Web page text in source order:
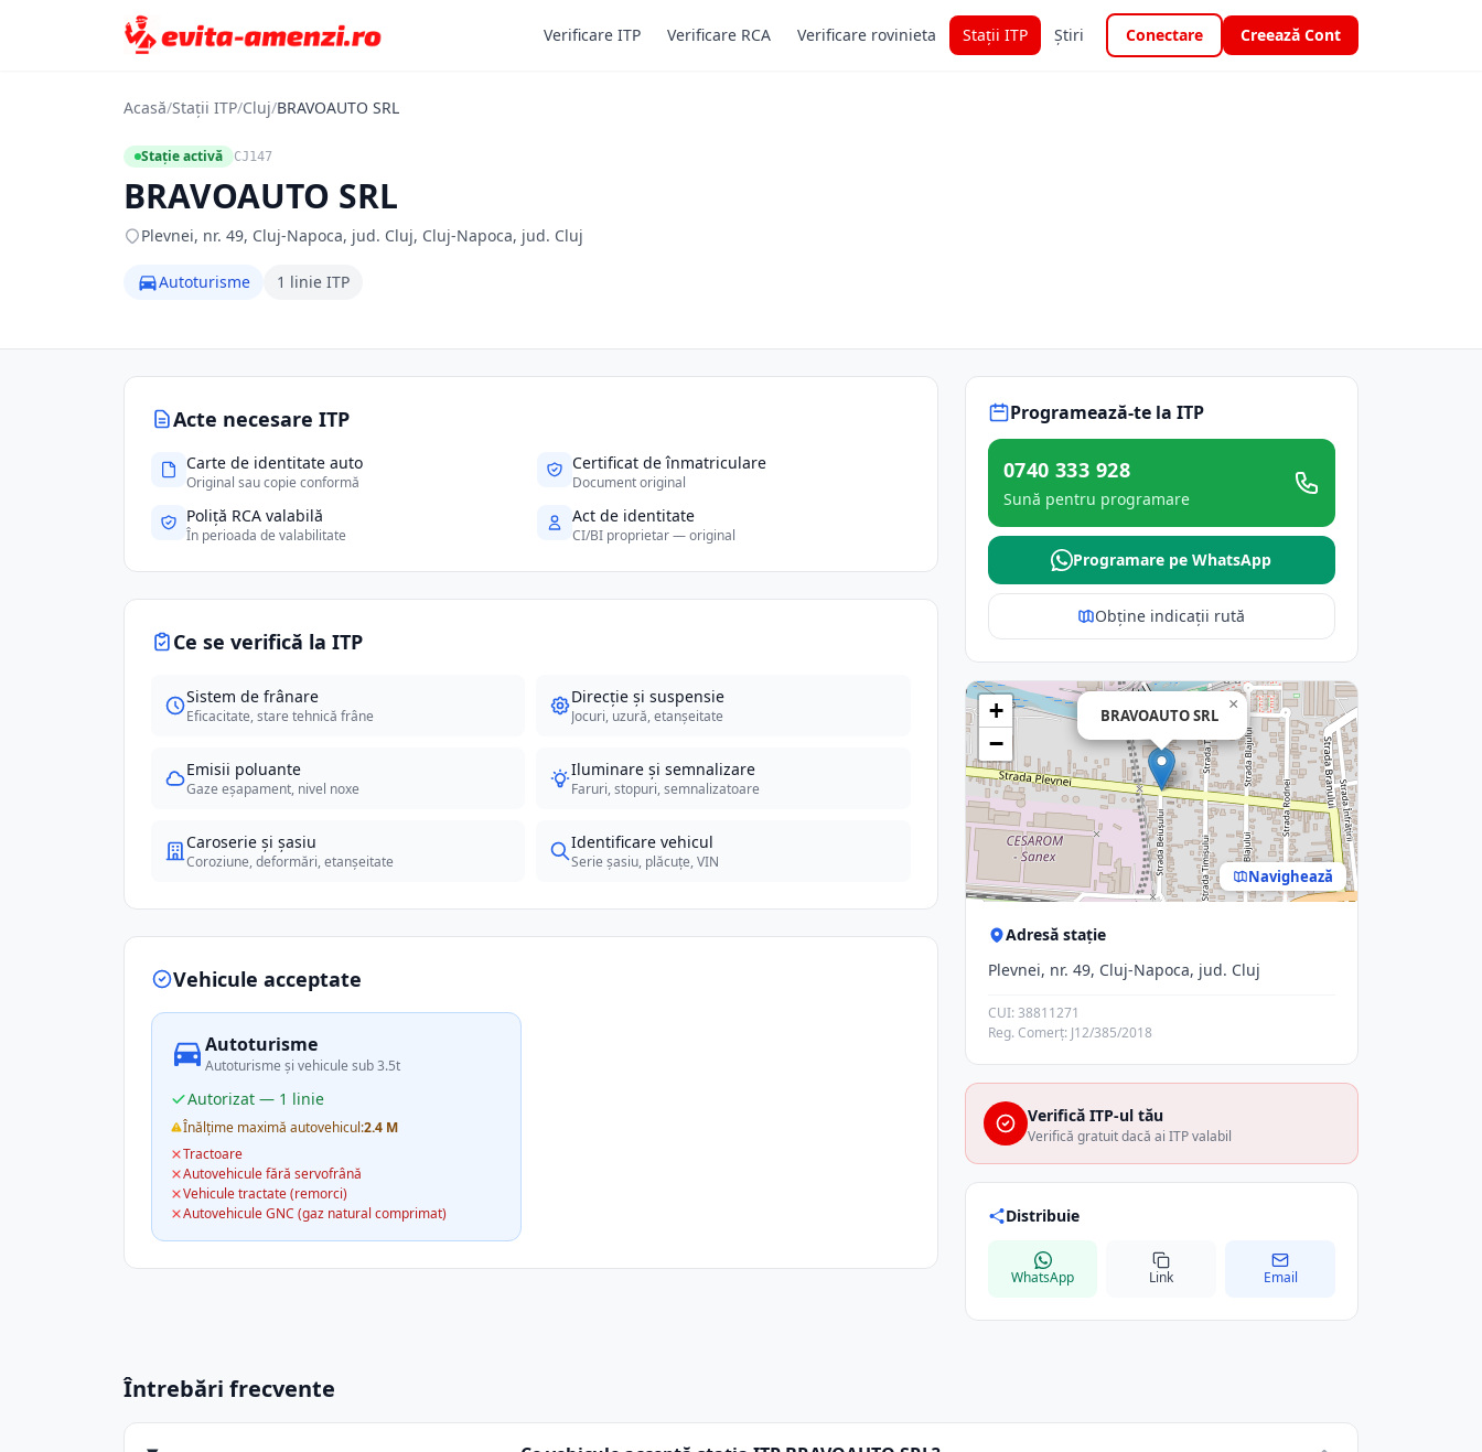
Verificare ITP Verificare RCA Verificare rovinieta Stații ITP Știri Conectare Creează Cont
Acasă/Stații ITP/Cluj/BRAVOAUTO SRL
Stație activă CJ147
BRAVOAUTO SRL
Plevnei, nr. 49, Cluj-Napoca, jud. Cluj, Cluj-Napoca, jud. Cluj
Autoturisme 1 linie ITP
Acte necesare ITP
Carte de identitate auto
Original sau copie conformă
Certificat de înmatriculare
Document original
Poliță RCA valabilă
În perioada de valabilitate
Act de identitate
CI/BI proprietar — original
Ce se verifică la ITP
Sistem de frânare
Eficacitate, stare tehnică frâne
Direcție și suspensie
Jocuri, uzură, etanșeitate
Emisii poluante
Gaze eșapament, nivel noxe
Iluminare și semnalizare
Faruri, stopuri, semnalizatoare
Caroserie și șasiu
Coroziune, deformări, etanșeitate
Identificare vehicul
Serie șasiu, plăcuțe, VIN
Vehicule acceptate
Autoturisme
Autoturisme și vehicule sub 3.5t
Autorizat — 1 linie
Înălțime maximă autovehicul:2.4 M
Tractoare
Autovehicule fără servofrână
Vehicule tractate (remorci)
Autovehicule GNC (gaz natural comprimat)
Programează-te la ITP
0740 333 928
Sună pentru programare
Programare pe WhatsApp
Obține indicații rută
BRAVOAUTO SRL
×
+
−
Navighează
Adresă stație
Plevnei, nr. 49, Cluj-Napoca, jud. Cluj
CUI: 38811271
Reg. Comerț: J12/385/2018
Verifică ITP-ul tău
Verifică gratuit dacă ai ITP valabil
Distribuie
WhatsApp Link Email
Întrebări frecvente